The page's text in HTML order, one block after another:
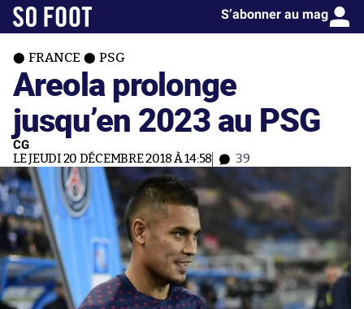
S’abonner au mag
FRANCE PSG
Areola prolonge
jusqu’en 2023 au PSG
CG
LE JEUDI 20 DÉCEMBRE 2018 À 14:58 39